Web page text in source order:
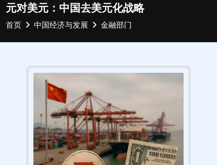
元对美元：中国去美元化战略
首页 中国经济与发展 金融部门